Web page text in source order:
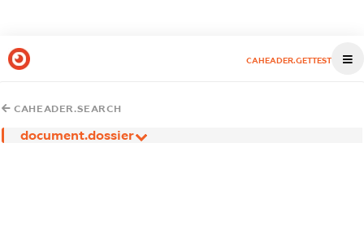
CAHEADER.GETTEST
CAHEADER.SEARCH
document.dossier